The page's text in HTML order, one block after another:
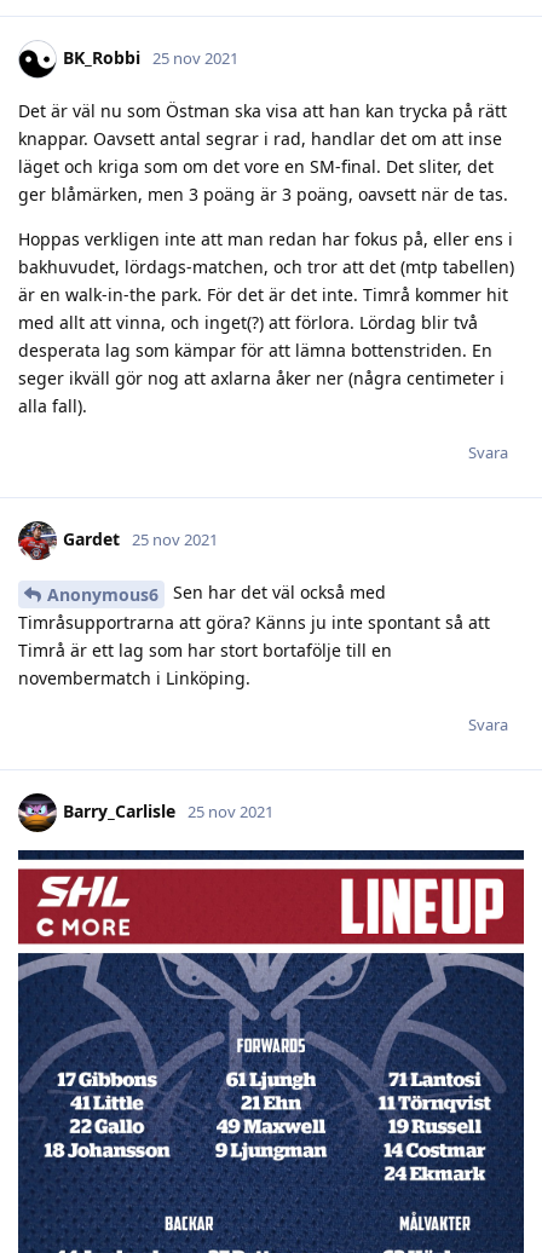
BK_Robbi 25 nov 2021
Det är väl nu som Östman ska visa att han kan trycka på rätt
knappar. Oavsett antal segrar i rad, handlar det om att inse
läget och kriga som om det vore en SM-final. Det sliter, det
ger blåmärken, men 3 poäng är 3 poäng, oavsett när de tas.
Hoppas verkligen inte att man redan har fokus på, eller ens i
bakhuvudet, lördags-matchen, och tror att det (mtp tabellen)
är en walk-in-the park. För det är det inte. Timrå kommer hit
med allt att vinna, och inget(?) att förlora. Lördag blir två
desperata lag som kämpar för att lämna bottenstriden. En
seger ikväll gör nog att axlarna åker ner (några centimeter i
alla fall).
Svara
Gardet 25 nov 2021
Anonymous6
Sen har det väl också med
Timråsupportrarna att göra? Känns ju inte spontant så att
Timrå är ett lag som har stort bortafölje till en
novembermatch i Linköping.
Svara
Barry_Carlisle 25 nov 2021